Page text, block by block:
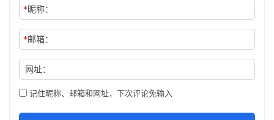
*昵称：
*邮箱：
网址：
记住昵称、邮箱和网址，下次评论免输入